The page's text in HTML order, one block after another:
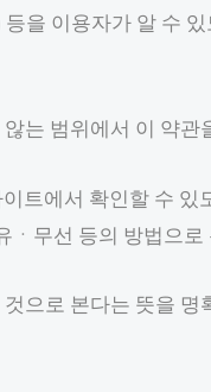
을 이용자가 알 수 있
는 범위에서 이 약관
트에서 확인할 수 있
무선 등의 방법으로
으로 본다는 뜻을 명